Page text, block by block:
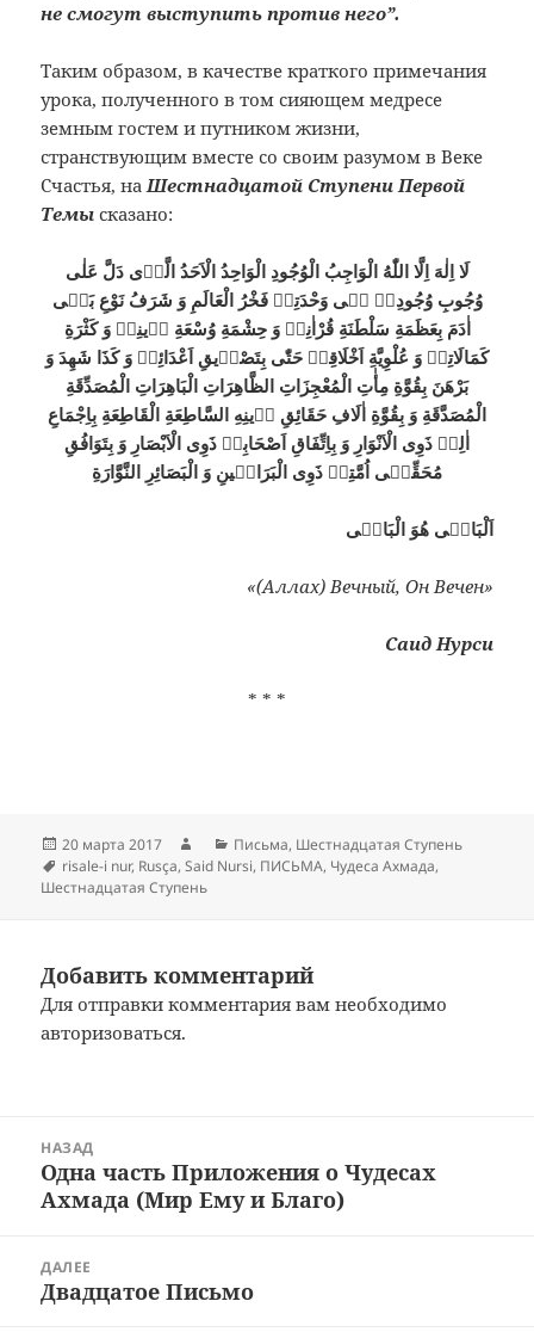
не смогут выступить против него”.
Таким образом, в качестве краткого примечания
урока, полученного в том сияющем медресе
земным гостем и путником жизни,
странствующим вместе со своим разумом в Веке
Счастья, наШестнадцатой Ступени Первой
Темы сказано:
لَا اِلٰهَ اِلَّا اللّٰهُ الْوَاجِبُ الْوُجُودِ الْوَاحِدُ الْاَحَدُ الَّذٖى دَلَّ عَلٰى
وُجُوبِ وُجُودِهٖ فٖى وَحْدَتِهٖ فَخْرُ الْعَالَمِ وَ شَرَفُ نَوْعِ بَنٖى
اٰدَمَ بِعَظَمَةِ سَلْطَنَةِ قُرْاٰنِهٖ وَ حِشْمَةِ وُسْعَةِ دٖينِهٖ وَ كَثْرَةِ
كَمَالَاتِهٖ وَ عُلْوِيَّةِ اَخْلَاقِهٖ حَتّٰى بِتَصْدٖيقِ اَعْدَائِهٖ وَ كَذَا شَهِدَ وَ
بَرْهَنَ بِقُوَّةِ مِأٰتِ الْمُعْجِزَاتِ الظَّاهِرَاتِ الْبَاهِرَاتِ الْمُصَدِّقَةِ
الْمُصَدَّقَةِ وَ بِقُوَّةِ اٰلَافِ حَقَائِقِ دٖينِهِ السَّاطِعَةِ الْقَاطِعَةِ بِاِجْمَاعِ
اٰلِهٖ ذَوِى الْاَنْوَارِ وَ بِاِتِّفَاقِ اَصْحَابِهٖ ذَوِى الْاَبْصَارِ وَ بِتَوَافُقِ
مُحَقِّقٖى اُمَّتِهٖ ذَوِى الْبَرَاهٖينِ وَ الْبَصَائِرِ النَّوَّارَةِ
اَلْبَاقٖى هُوَ الْبَاقٖى
«(Аллах) Вечный, Он Вечен»
Саид Нурси
* * *
Опубликовано
20 марта 2017 АвторРубрики
Письма, Шестнадцатая Ступень
Метки
risale-i nur, Rusça,Said Nursi, ПИСЬМА, Чудеса Ахмада,
Шестнадцатая Ступень
Добавить комментарий
Для отправки комментария вам необходимо
авторизоваться.
записям
НАЗАД
Предыдущая
запись:
Одна часть Приложения о Чудесах
Ахмада (Мир Ему и Благо)
ДАЛЕЕ
Следующая
Двадцатое Письмо